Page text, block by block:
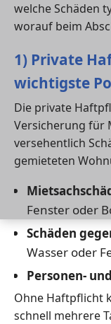
welche Schäden
worauf beim
1) Private
wichtigste
Die private
Versicherung für
versehentlich
gemieteten
Fenster oder
Schäden
Wasser oder
Personen-
Ohne Haftpflicht
schnell mehrere